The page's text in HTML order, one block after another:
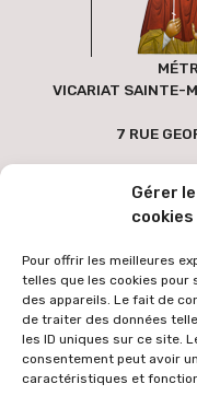
Gérer
cookies
Pour offrir les meilleures
telles que les cookies
des appareils. Le fait de
de traiter des données
les ID uniques sur ce site.
consentement peut avoir
caractéristiques et
VICARIAT SAINTE-
7 RUE